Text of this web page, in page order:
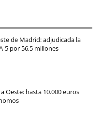
de Madrid: adjudicada la
5 por 56,5 millones
Oeste: hasta 10.000 euros